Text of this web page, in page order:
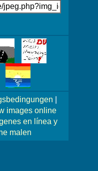
images online
en línea y
malen